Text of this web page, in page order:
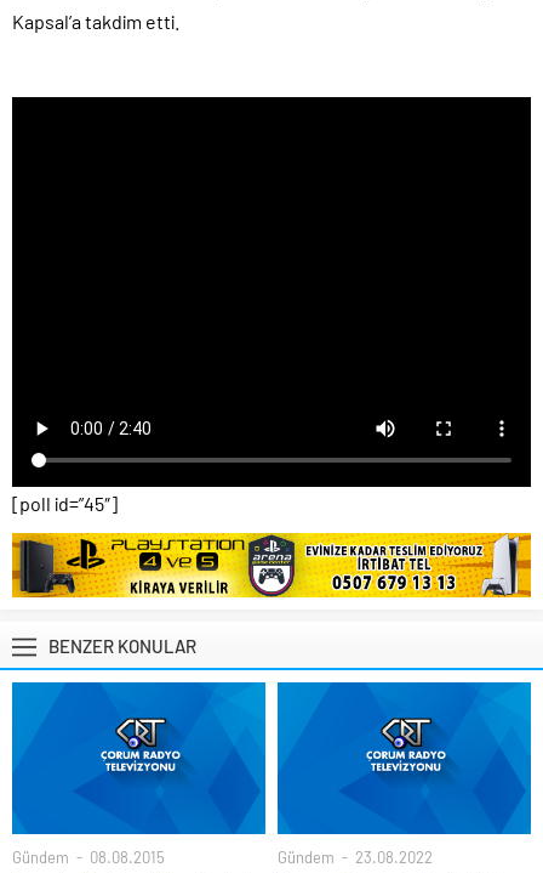
Kapsal’a takdim etti.
[poll id=”45″]
BENZER KONULAR
Gündem 08.08.2015 Gündem 23.08.2022